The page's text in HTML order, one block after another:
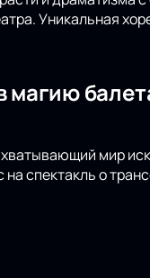
Уникальная
магию
мир
на спектакль о